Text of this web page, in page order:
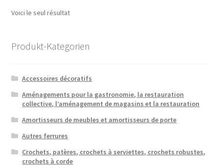
Voici le seul résultat
Produkt-Kategorien
Accessoires décoratifs
Aménagements pour la gastronomie, la restauration
collective, l’aménagement de magasins et la restauration
Amortisseurs de meubles et amortisseurs de porte
Autres ferrures
Crochets, patères, crochets à serviettes, crochets robustes,
crochets à corde